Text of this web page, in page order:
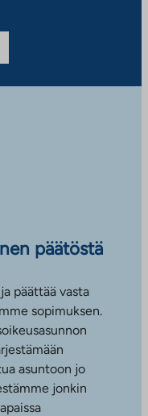
päätöstä
päättää vasta
sopimuksen.
asuntoon jo
jonkin